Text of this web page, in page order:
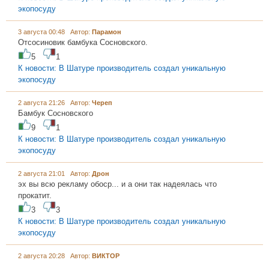
экопосуду
3 августа 00:48 Автор: Парамон
Отсосиновик бамбука Сосновского.
5
1
К новости: В Шатуре производитель создал уникальную
экопосуду
2 августа 21:26 Автор: Череп
Бамбук Сосновского
9
1
К новости: В Шатуре производитель создал уникальную
экопосуду
2 августа 21:01 Автор: Дрон
эх вы всю рекламу обоср... и а они так надеялась что
прокатит.
3
3
К новости: В Шатуре производитель создал уникальную
экопосуду
2 августа 20:28 Автор: ВИКТОР